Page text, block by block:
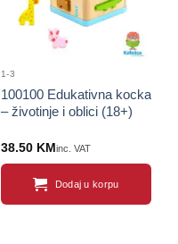
1-3
100100 Edukativna kocka
– životinje i oblici (18+)
38.50 KM inc. VAT
Dodaj u korpu